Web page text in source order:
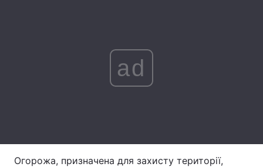
ad
Огорожа, призначена для захисту території,